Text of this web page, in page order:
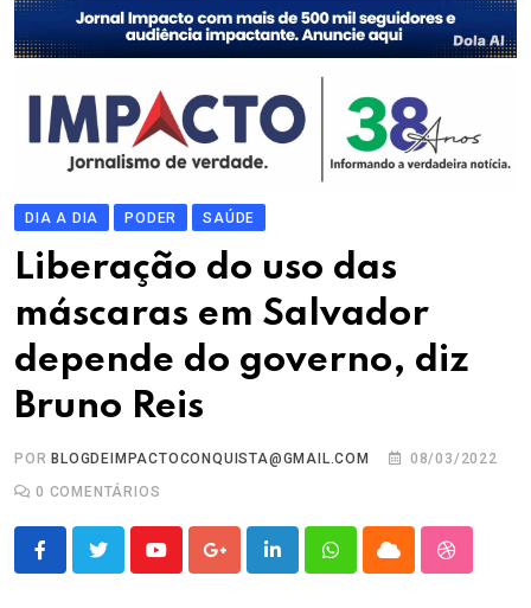
DIA A DIA PODER SAÚDE
Liberação do uso das
máscaras em Salvador
depende do governo, diz
Bruno Reis
POR BLOGDEIMPACTOCONQUISTA@GMAIL.COM
08/03/2022
0 COMENTÁRIOS
YoutubeGoogle+LinkedInWhatsappCloud